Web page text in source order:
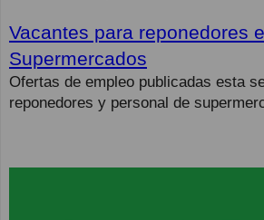
Vacantes para reponedores
Supermercados
Ofertas de empleo publicadas esta
reponedores y personal de